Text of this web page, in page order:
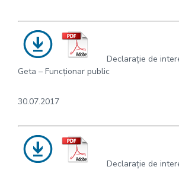
Declarație de
Geta – Funcționar public
30.07.2017
Declarație de